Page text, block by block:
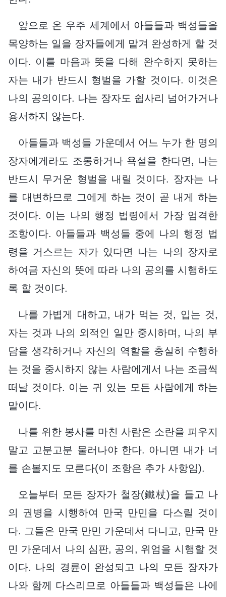
앞으로 온 우주 세계에서 아들들과 백성들을
목양하는 일을 장자들에게 맡겨 완성하게 할 것
이다. 이를 마음과 뜻을 다해 완수하지 못하는
자는 내가 반드시 형벌을 가할 것이다. 이것은
나의 공의이다. 나는 장자도 쉽사리 넘어가거나
용서하지 않는다.
아들들과 백성들 가운데서 어느 누가 한 명의
장자에게라도 조롱하거나 욕설을 한다면, 나는
반드시 무거운 형벌을 내릴 것이다. 장자는 나
를 대변하므로 그에게 하는 것이 곧 내게 하는
것이다. 이는 나의 행정 법령에서 가장 엄격한
조항이다. 아들들과 백성들 중에 나의 행정 법
령을 거스르는 자가 있다면 나는 나의 장자로
하여금 자신의 뜻에 따라 나의 공의를 시행하도
록 할 것이다.
나를 가볍게 대하고, 내가 먹는 것, 입는 것,
자는 것과 나의 외적인 일만 중시하며, 나의 부
담을 생각하거나 자신의 역할을 충실히 수행하
는 것을 중시하지 않는 사람에게서 나는 조금씩
떠날 것이다. 이는 귀 있는 모든 사람에게 하는
말이다.
나를 위한 봉사를 마친 사람은 소란을 피우지
말고 고분고분 물러나야 한다. 아니면 내가 너
를 손볼지도 모른다(이 조항은 추가 사항임).
오늘부터 모든 장자가 철장(鐵杖)을 들고 나
의 권병을 시행하여 만국 만민을 다스릴 것이
다. 그들은 만국 만민 가운데서 다니고, 만국 만
민 가운데서 나의 심판, 공의, 위엄을 시행할 것
이다. 나의 경륜이 완성되고 나의 모든 장자가
나와 함께 다스리므로 아들들과 백성들은 나에